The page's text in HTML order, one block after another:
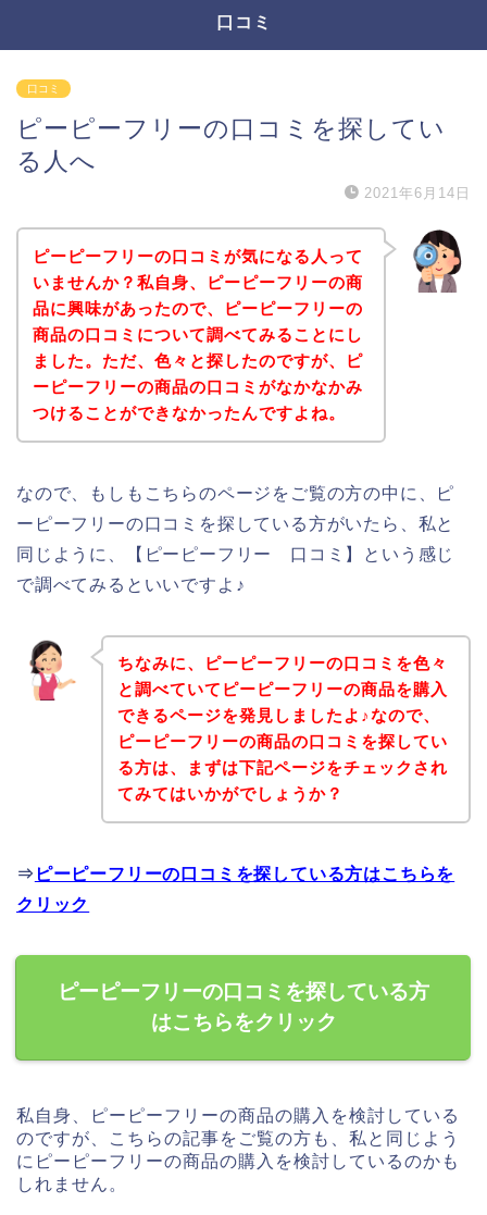
口コミ
口コミ
ピーピーフリーの口コミを探してい
る人へ
2021年6月14日
ピーピーフリーの口コミが気になる人って
いませんか？私自身、ピーピーフリーの商
品に興味があったので、ピーピーフリーの
商品の口コミについて調べてみることにし
ました。ただ、色々と探したのですが、ピ
ーピーフリーの商品の口コミがなかなかみ
つけることができなかったんですよね。
なので、もしもこちらのページをご覧の方の中に、ピ
ーピーフリーの口コミを探している方がいたら、私と
同じように、【ピーピーフリー 口コミ】という感じ
で調べてみるといいですよ♪
ちなみに、ピーピーフリーの口コミを色々
と調べていてピーピーフリーの商品を購入
できるページを発見しましたよ♪なので、
ピーピーフリーの商品の口コミを探してい
る方は、まずは下記ページをチェックされ
てみてはいかがでしょうか？
⇒ ピーピーフリーの口コミを探している方はこちらを
クリック
ピーピーフリーの口コミを探している方
はこちらをクリック
私自身、ピーピーフリーの商品の購入を検討している
のですが、こちらの記事をご覧の方も、私と同じよう
にピーピーフリーの商品の購入を検討しているのかも
しれません。